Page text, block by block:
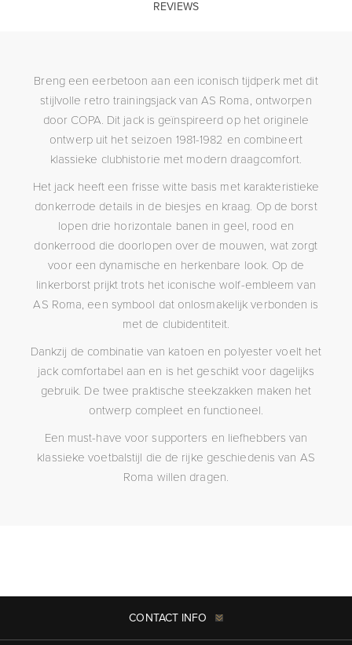
REVIEWS
Breng een eerbetoon aan een iconisch tijdperk met dit
stijlvolle retro trainingsjack van AS Roma, ontworpen
door COPA. Dit jack is geïnspireerd op het originele
ontwerp uit het seizoen 1981-1982 en combineert
klassieke clubhistorie met modern draagcomfort.
Het jack heeft een frisse witte basis met karakteristieke
donkerrode details in de biesjes en kraag. Op de borst
lopen drie horizontale banen in geel, rood en
donkerrood die doorlopen over de mouwen, wat zorgt
voor een dynamische en herkenbare look. Op de
linkerborst prijkt trots het iconische wolf-embleem van
AS Roma, een symbool dat onlosmakelijk verbonden is
met de clubidentiteit.
Dankzij de combinatie van katoen en polyester voelt het
jack comfortabel aan en is het geschikt voor dagelijks
gebruik. De twee praktische steekzakken maken het
ontwerp compleet en functioneel.
Een must-have voor supporters en liefhebbers van
klassieke voetbalstijl die de rijke geschiedenis van AS
Roma willen dragen.
CONTACT INFO